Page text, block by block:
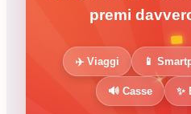
premi
✈️ Viaggi 📱
🔊 Casse ✨